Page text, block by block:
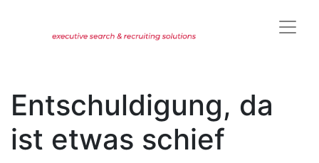
Entschuldigung, da
ist etwas schief